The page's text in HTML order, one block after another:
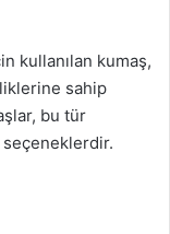
kullanılan kumaş,
sahip
bu tür